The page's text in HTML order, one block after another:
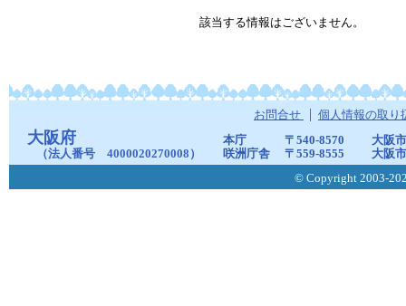
該当する情報はございません。
お問合せ 個人情報の取り
大阪府
（法人番号 4000020270008）
本庁 〒540-8570
大阪
咲洲庁舎
〒559-8555
大阪
© Copyright 2003-